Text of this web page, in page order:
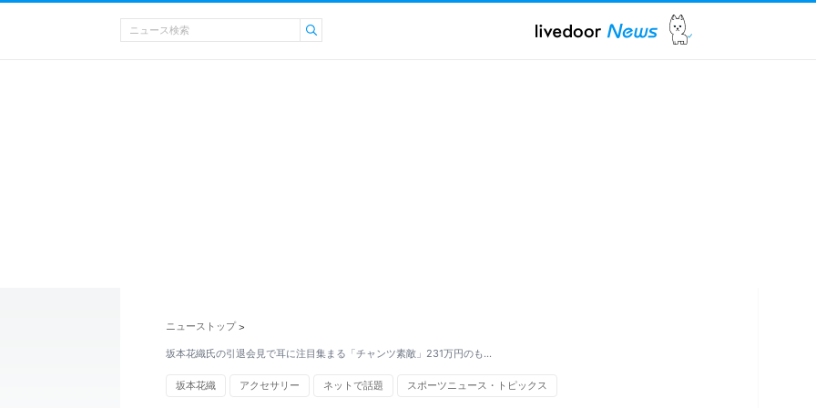
ニューストップ >
坂本花織氏の引退会見で耳に注目集まる「チャンツ素敵」231万円のも…
坂本花織 アクセサリー ネットで話題 スポーツニュース・トピックス